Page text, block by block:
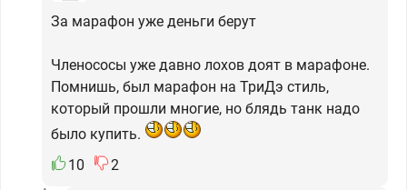
За марафон уже деньги берут
Членососы уже давно лохов доят в марафоне.
Помнишь, был марафон на ТриДэ стиль,
который прошли многие, но блядь танк надо
было купить.
10
2